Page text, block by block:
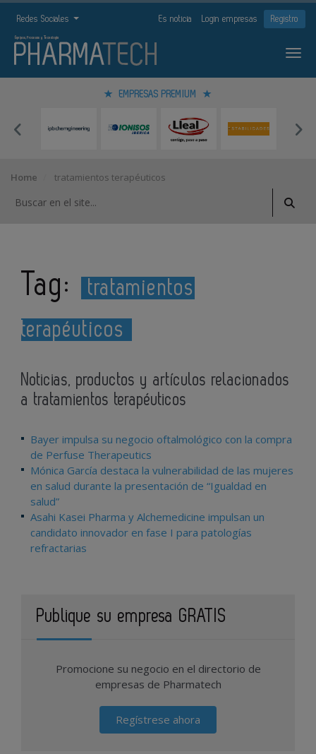
Redes Sociales Es noticia Login empresas Registro
EMPRESAS PREMIUM
Home tratamientos terapéuticos
Tag:
tratamientos
terapéuticos
Noticias, productos y artículos relacionados
a tratamientos terapéuticos
Bayer impulsa su negocio oftalmológico con la compra
de Perfuse Therapeutics
Mónica García destaca la vulnerabilidad de las mujeres
en salud durante la presentación de “Igualdad en
salud”
Asahi Kasei Pharma y Alchemedicine impulsan un
candidato innovador en fase I para patologías
refractarias
Publique su empresa GRATIS
Promocione su negocio en el directorio de
empresas de Pharmatech
Regístrese ahora